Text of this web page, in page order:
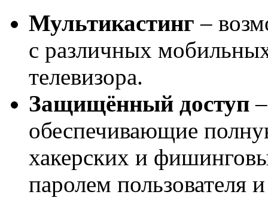
Мультикастинг –
с различных
телевизора.
Защищённый доступ
обеспечивающие
хакерских и
паролем пользователя